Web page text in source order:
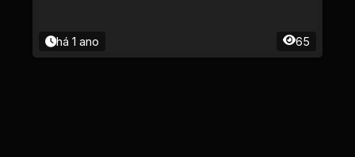
há 1 ano 65